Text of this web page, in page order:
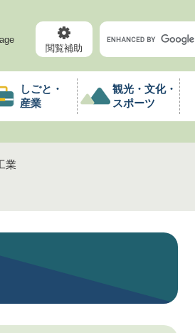
閲覧補助
キ
ド
しごと・
産業
観光・文化・
スポーツ
業